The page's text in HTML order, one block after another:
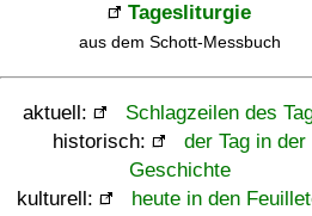
Tagesliturgie
aus dem Schott-Messbuch
aktuell:
Schlagzeilen des
historisch:
der Tag in der
Geschichte
kulturell:
heute in den